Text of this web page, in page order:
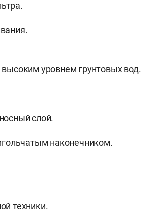
уровнем грунтовых вод.
слой.
наконечником.
техники.